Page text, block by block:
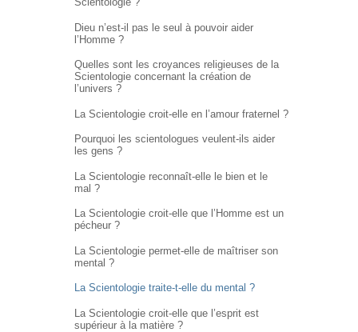
Dieu n’est-il pas le seul à pouvoir aider
l’Homme ?
Quelles sont les croyances religieuses de la
Scientologie concernant la création de
l’univers ?
La Scientologie croit-elle en l’amour fraternel ?
Pourquoi les scientologues veulent-ils aider
les gens ?
La Scientologie reconnaît-elle le bien et le
mal ?
La Scientologie croit-elle que l’Homme est un
pécheur ?
La Scientologie permet-elle de maîtriser son
mental ?
La Scientologie traite-t-elle du mental ?
La Scientologie croit-elle que l’esprit est
supérieur à la matière ?